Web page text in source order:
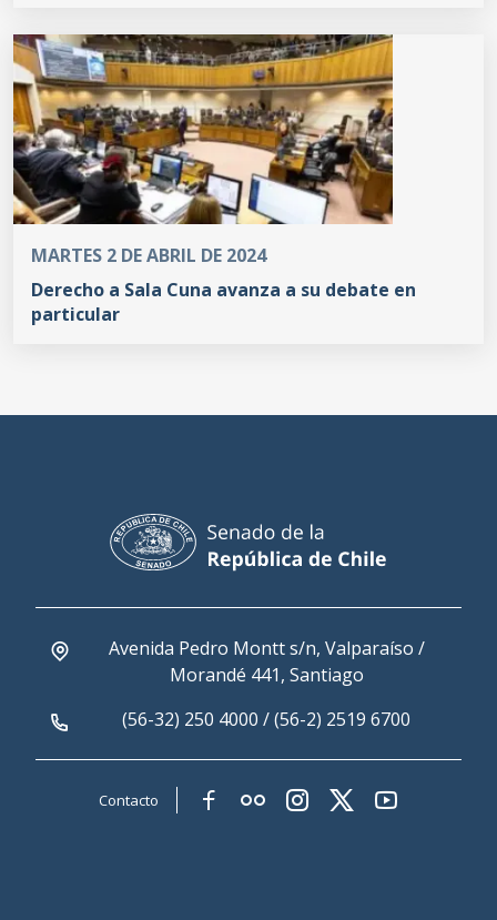
MARTES 2 DE ABRIL DE 2024
Derecho a Sala Cuna avanza a su debate en
particular
Avenida Pedro Montt s/n, Valparaíso /
Morandé 441, Santiago
(56-32) 250 4000 / (56-2) 2519 6700
Contacto